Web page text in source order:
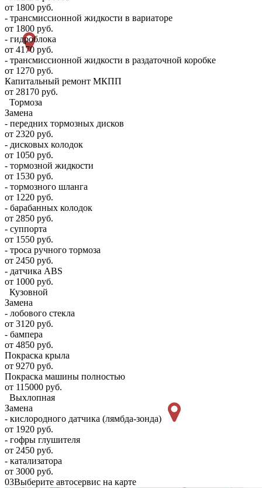
от 1800 руб.
- трансмиссионной жидкости в вариаторе
от 1800 руб.
- гидроблока
от 4170 руб.
- трансмиссионной жидкости в раздаточной коробке
от 1270 руб.
Капитальный ремонт МКПП
от 28170 руб.
Тормоза
Замена
- передних тормозных дисков
от 2320 руб.
- дисковых колодок
от 1050 руб.
- тормозной жидкости
от 1530 руб.
- тормозного шланга
от 1220 руб.
- барабанных колодок
от 2850 руб.
- суппорта
от 1550 руб.
- троса ручного тормоза
от 2450 руб.
- датчика ABS
от 1000 руб.
Кузовной
Замена
- лобового стекла
от 3120 руб.
- бампера
от 4850 руб.
Покраска крыла
от 9270 руб.
Покраска машины полностью
от 115000 руб.
Выхлопная
Замена
- кислородного датчика (лямбда-зонда)
от 1920 руб.
- гофры глушителя
от 2450 руб.
- катализатора
от 3000 руб.
03Выберите автосервис на карте